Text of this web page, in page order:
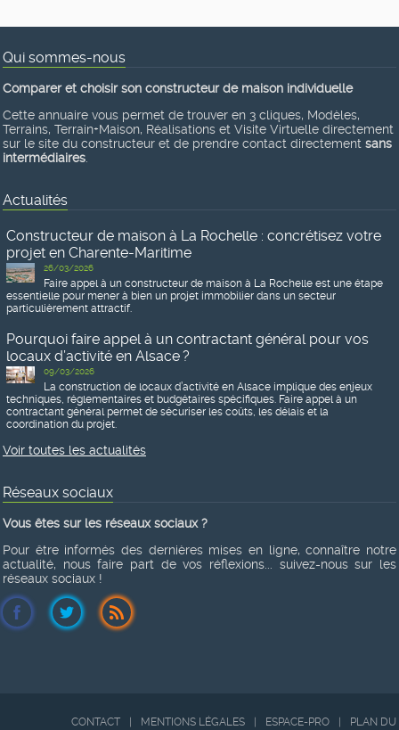
Qui sommes-nous
Comparer et choisir son constructeur de maison individuelle
Cette annuaire vous permet de trouver en 3 cliques, Modèles,
Terrains, Terrain+Maison, Réalisations et Visite Virtuelle directement
sur le site du constructeur et de prendre contact directement sans
intermédiaires
Actualités
Constructeur de maison à La Rochelle : concrétisez votre
projet en Charente-Maritime
26/03/2026
Faire appel à un constructeur de maison à La Rochelle est une étape
essentielle pour mener à bien un projet immobilier dans un secteur
particulièrement attractif.
Pourquoi faire appel à un contractant général pour vos
locaux d’activité en Alsace ?
09/03/2026
La construction de locaux d’activité en Alsace implique des enjeux
techniques, réglementaires et budgétaires spécifiques. Faire appel à un
contractant général permet de sécuriser les coûts, les délais et la
coordination du projet.
Voir toutes les actualités
Réseaux sociaux
Vous êtes sur les réseaux sociaux ?
Pour être informés des dernières mises en ligne, connaître notre
actualité, nous faire part de vos réflexions... suivez-nous sur les
réseaux sociaux !
CONTACT MENTIONS LÉGALES ESPACE-PRO PLAN DU